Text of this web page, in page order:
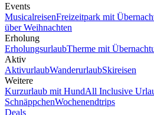
Events
MusicalreisenFreizeitpark mit
über Weihnachten
Erholung
ErholungsurlaubTherme mit
Aktiv
AktivurlaubWanderurlaubSkireisen
Weitere
Kurzurlaub mit HundAll Inclusive
SchnäppchenWochenendtrips
Deals